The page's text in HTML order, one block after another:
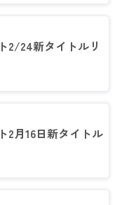
2/24新タイトルリ
2月16日新タイトル